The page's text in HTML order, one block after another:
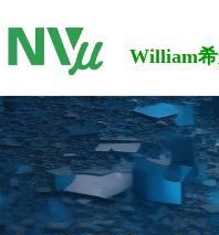
William希